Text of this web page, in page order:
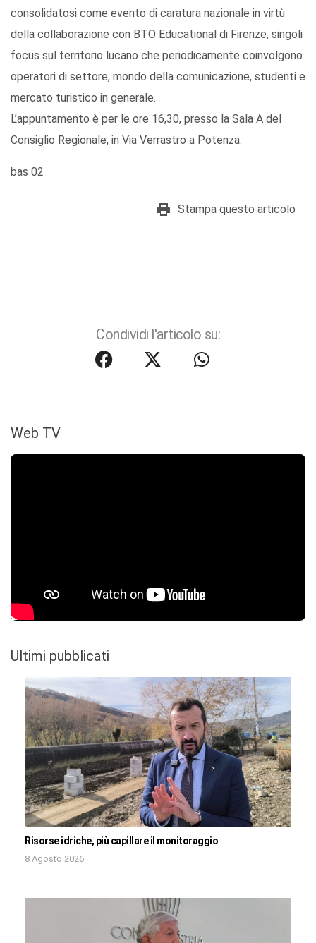
consolidatosi come evento di caratura nazionale in virtù
della collaborazione con BTO Educational di Firenze, singoli
focus sul territorio lucano che periodicamente coinvolgono
operatori di settore, mondo della comunicazione, studenti e
mercato turistico in generale.
L’appuntamento è per le ore 16,30, presso la Sala A del
Consiglio Regionale, in Via Verrastro a Potenza.
bas 02
Stampa questo articolo
Condividi l'articolo su:
Web TV
Ultimi pubblicati
Risorse idriche, più capillare il monitoraggio
8 Agosto 2026